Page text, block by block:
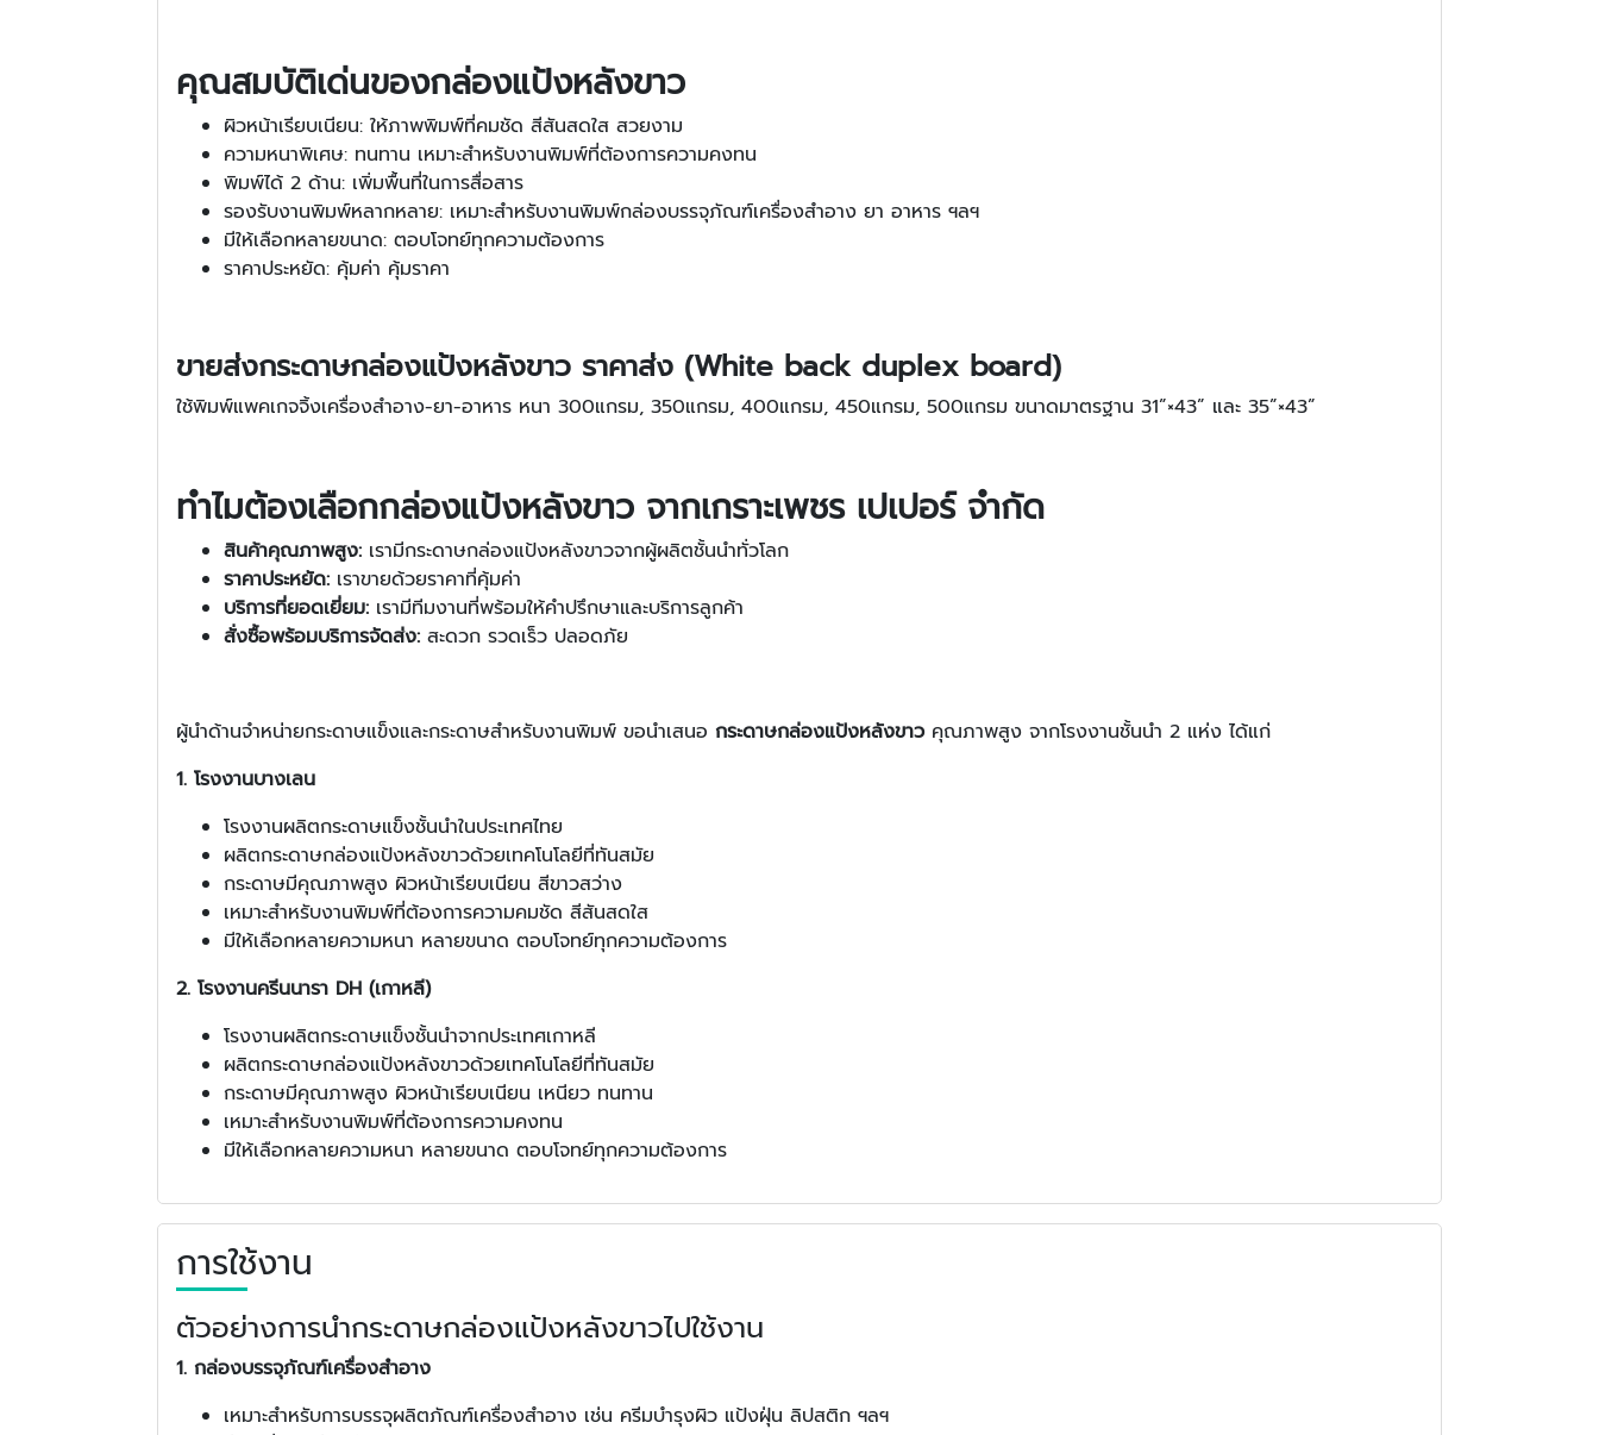
คุณสมบัติเด่นของกล่องแป้งหลังขาว
ผิวหน้าเรียบเนียน: ให้ภาพพิมพ์ที่คมชัด สีสันสดใส สวยงาม
ความหนาพิเศษ: ทนทาน เหมาะสำหรับงานพิมพ์ที่ต้องการความคงทน
พิมพ์ได้ 2 ด้าน: เพิ่มพื้นที่ในการสื่อสาร
รองรับงานพิมพ์หลากหลาย: เหมาะสำหรับงานพิมพ์กล่องบรรจุภัณฑ์เครื่องสำอาง ยา อาหาร ฯลฯ
มีให้เลือกหลายขนาด: ตอบโจทย์ทุกความต้องการ
ราคาประหยัด: คุ้มค่า คุ้มราคา
ขายส่งกระดาษกล่องแป้งหลังขาว ราคาส่ง (White back duplex board)
ใช้พิมพ์แพคเกจจิ้งเครื่องสำอาง-ยา-อาหาร หนา 300แกรม, 350แกรม, 400แกรม, 450แกรม, 500แกรม ขนาดมาตรฐาน 31”×43” และ 35”×43”
ทำไมต้องเลือกกล่องแป้งหลังขาว จากเกราะเพชร เปเปอร์ จำกัด
สินค้าคุณภาพสูง: เรามีกระดาษกล่องแป้งหลังขาวจากผู้ผลิตชั้นนำทั่วโลก
ราคาประหยัด: เราขายด้วยราคาที่คุ้มค่า
บริการที่ยอดเยี่ยม: เรามีทีมงานที่พร้อมให้คำปรึกษาและบริการลูกค้า
สั่งซื้อพร้อมบริการจัดส่ง: สะดวก รวดเร็ว ปลอดภัย
ผู้นำด้านจำหน่ายกระดาษแข็งและกระดาษสำหรับงานพิมพ์ ขอนำเสนอ กระดาษกล่องแป้งหลังขาวคุณภาพสูง จากโรงงานชั้นนำ 2 แห่ง ได้แก่
1. โรงงานบางเลน
โรงงานผลิตกระดาษแข็งชั้นนำในประเทศไทย
ผลิตกระดาษกล่องแป้งหลังขาวด้วยเทคโนโลยีที่ทันสมัย
กระดาษมีคุณภาพสูง ผิวหน้าเรียบเนียน สีขาวสว่าง
เหมาะสำหรับงานพิมพ์ที่ต้องการความคมชัด สีสันสดใส
มีให้เลือกหลายความหนา หลายขนาด ตอบโจทย์ทุกความต้องการ
2. โรงงานครีนนารา DH (เกาหลี)
โรงงานผลิตกระดาษแข็งชั้นนำจากประเทศเกาหลี
ผลิตกระดาษกล่องแป้งหลังขาวด้วยเทคโนโลยีที่ทันสมัย
กระดาษมีคุณภาพสูง ผิวหน้าเรียบเนียน เหนียว ทนทาน
เหมาะสำหรับงานพิมพ์ที่ต้องการความคงทน
มีให้เลือกหลายความหนา หลายขนาด ตอบโจทย์ทุกความต้องการ
การใช้งาน
ตัวอย่างการนำกระดาษกล่องแป้งหลังขาวไปใช้งาน
1. กล่องบรรจุภัณฑ์เครื่องสำอาง
เหมาะสำหรับการบรรจุผลิตภัณฑ์เครื่องสำอาง เช่น ครีมบำรุงผิว แป้งฝุ่น ลิปสติก ฯลฯ